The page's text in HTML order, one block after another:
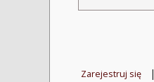
Zarejestruj się |